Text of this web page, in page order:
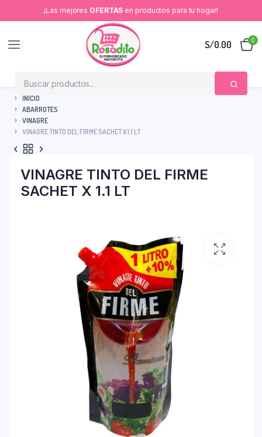
¡Las mejores OFERTAS en productos para tu hogar!
S/0.00 0
INICIO
ABARROTES
VINAGRE
VINAGRE TINTO DEL FIRME SACHET X 1.1 LT
VINAGRE TINTO DEL FIRME
SACHET X 1.1 LT